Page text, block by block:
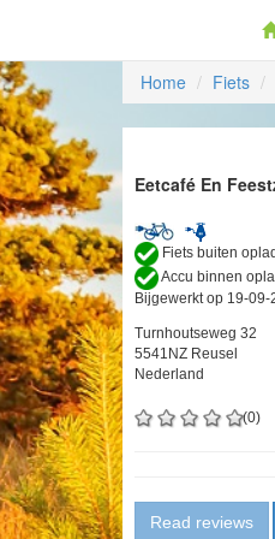
Home Fiets
Eetcafé En
Fiets buiten
Accu binnen
Bijgewerkt op 19-09-
Turnhoutseweg 32
5541NZ Reusel
Nederland
(0)
Read reviews